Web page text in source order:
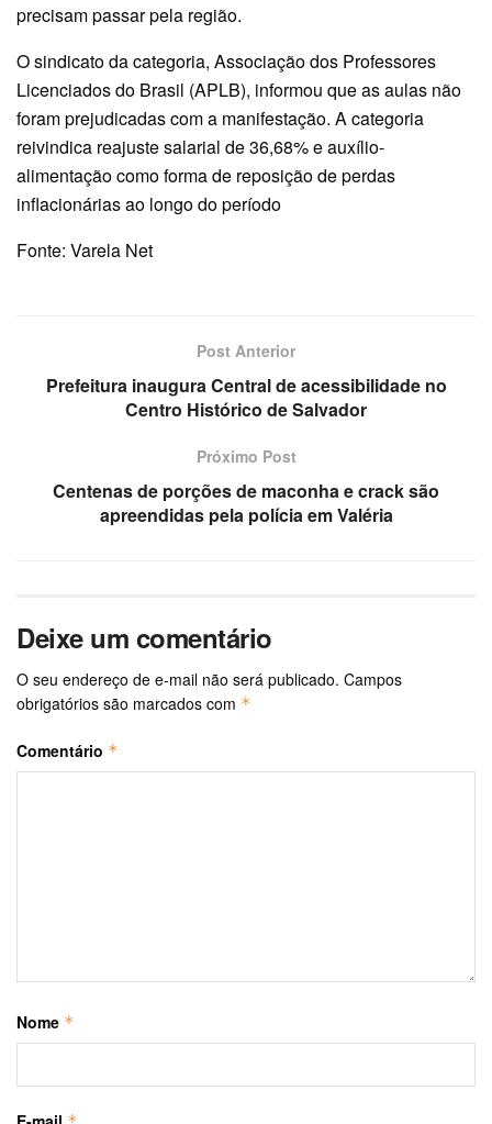
precisam passar pela região.
O sindicato da categoria, Associação dos Professores
Licenciados do Brasil (APLB), informou que as aulas não
foram prejudicadas com a manifestação. A categoria
reivindica reajuste salarial de 36,68% e auxílio-
alimentação como forma de reposição de perdas
inflacionárias ao longo do período
Fonte: Varela Net
Post Anterior
Prefeitura inaugura Central de acessibilidade no
Centro Histórico de Salvador
Próximo Post
Centenas de porções de maconha e crack são
apreendidas pela polícia em Valéria
Deixe um comentário
O seu endereço de e-mail não será publicado. Campos
obrigatórios são marcados com *
Comentário *
Nome *